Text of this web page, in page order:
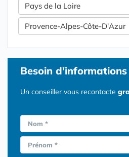
Pays de la Loire
Provence-Alpes-Côte-D'Azur
Besoin d'informations
Un conseiller vous recontacte
Nom *
Prénom *